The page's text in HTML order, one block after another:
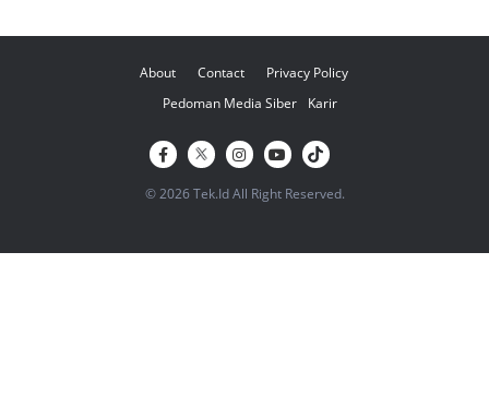
About Contact
Privacy Policy
Pedoman Media Siber
Karir
© 2026 Tek.Id All Right Reserved.